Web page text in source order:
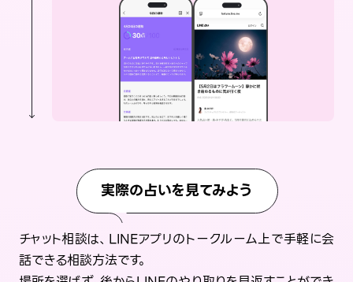
実際の占いを見てみよう
チャット相談は、LINEアプリのトークルーム上で手軽に会
話できる相談方法です。